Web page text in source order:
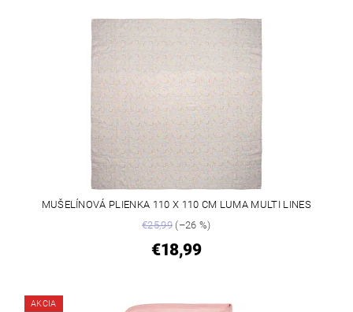
MUŠELÍNOVÁ PLIENKA 110 X 110 CM LUMA MULTI LINES
€25,99(–26 %)
€18,99
AKCIA